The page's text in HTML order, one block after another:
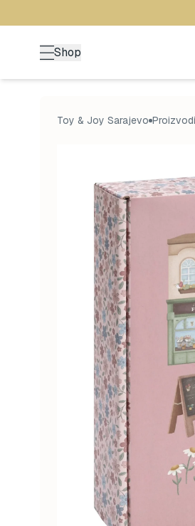
Shop
Toy & Joy Sarajevo Proizvodi